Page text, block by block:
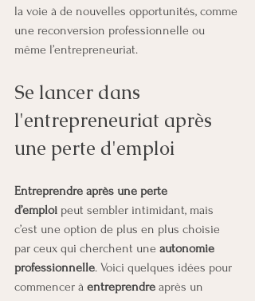
la voie à de nouvelles opportunités, comme
une reconversion professionnelle ou
même l’entrepreneuriat.
Se lancer dans
l'entrepreneuriat après
une perte d'emploi
Entreprendre après une perte
d’emploi peut sembler intimidant, mais
c’est une option de plus en plus choisie
par ceux qui cherchent une autonomie
professionnelle. Voici quelques idées pour
commencer à entreprendre après un